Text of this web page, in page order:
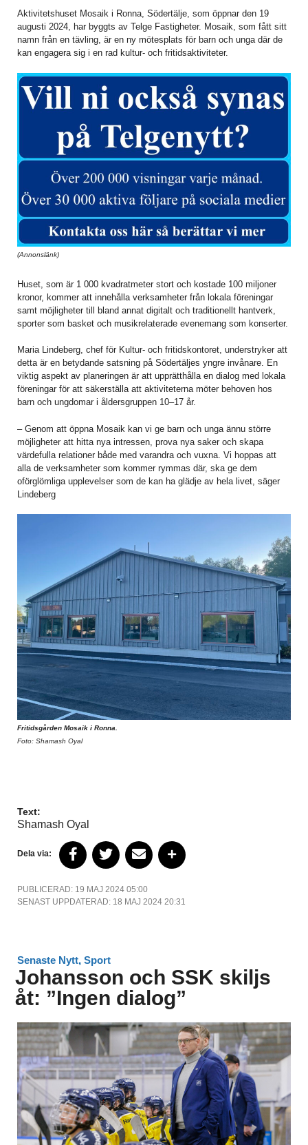
Aktivitetshuset Mosaik i Ronna, Södertälje, som öppnar den 19
augusti 2024, har byggts av Telge Fastigheter. Mosaik, som fått sitt
namn från en tävling, är en ny mötesplats för barn och unga där de
kan engagera sig i en rad kultur- och fritidsaktiviteter.
(Annonslänk)
Huset, som är 1 000 kvadratmeter stort och kostade 100 miljoner
kronor, kommer att innehålla verksamheter från lokala föreningar
samt möjligheter till bland annat digitalt och traditionellt hantverk,
sporter som basket och musikrelaterade evenemang som konserter.
Maria Lindeberg, chef för Kultur- och fritidskontoret, understryker att
detta är en betydande satsning på Södertäljes yngre invånare. En
viktig aspekt av planeringen är att upprätthålla en dialog med lokala
föreningar för att säkerställa att aktiviteterna möter behoven hos
barn och ungdomar i åldersgruppen 10–17 år.
– Genom att öppna Mosaik kan vi ge barn och unga ännu större
möjligheter att hitta nya intressen, prova nya saker och skapa
värdefulla relationer både med varandra och vuxna. Vi hoppas att
alla de verksamheter som kommer rymmas där, ska ge dem
oförglömliga upplevelser som de kan ha glädje av hela livet, säger
Lindeberg
Fritidsgården Mosaik i Ronna.
Foto: Shamash Oyal
Text:
Shamash Oyal
Dela via:
PUBLICERAD: 19 MAJ 2024 05:00
SENAST UPPDATERAD: 18 MAJ 2024 20:31
Senaste Nytt, Sport
Johansson och SSK skiljs
åt: ”Ingen dialog”